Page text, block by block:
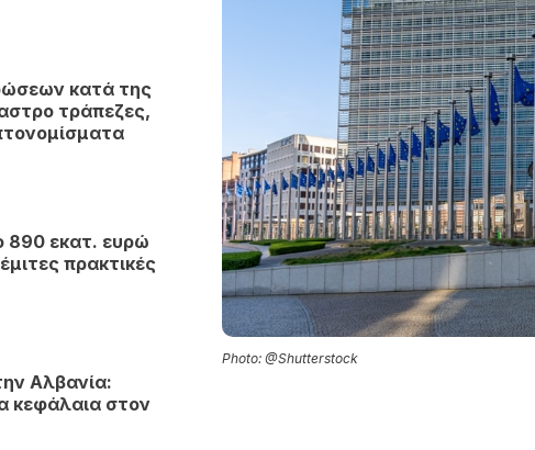
κατά της
τράπεζες,
890 εκατ. ευρώ
πρακτικές
Αλβανία:
κεφάλαια στον
Photo: @Shutterstock